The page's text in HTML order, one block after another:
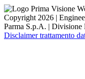
Copyright 2026 |
Parma S.p.A. |
Disclaimer trattamento